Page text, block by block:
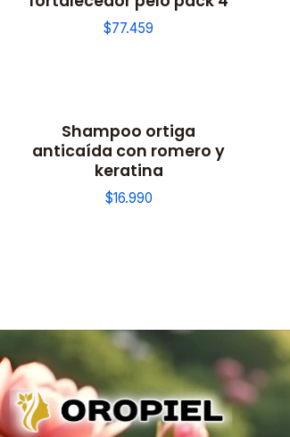
$77.459
Shampoo ortiga
anticaída con romero y
keratina
$16.990